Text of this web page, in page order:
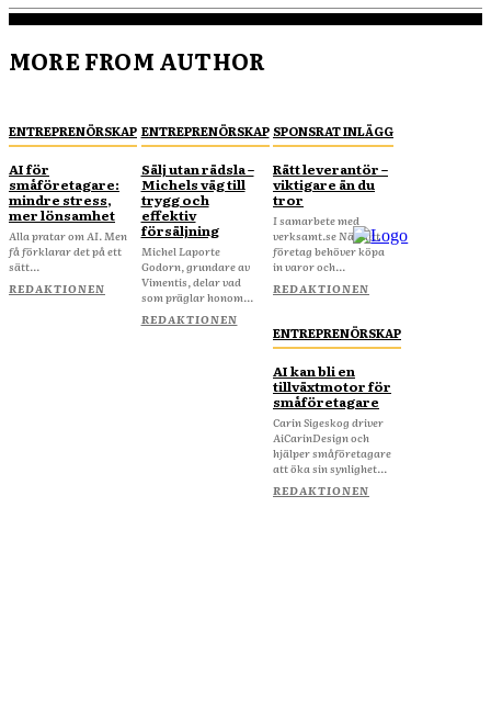
MORE FROM AUTHOR
ENTREPRENÖRSKAP
AI för
småföretagare:
mindre stress,
mer lönsamhet
Alla pratar om AI. Men
få förklarar det på ett
sätt...
REDAKTIONEN
ENTREPRENÖRSKAP
Sälj utan rädsla –
Michels väg till
trygg och
effektiv
försäljning
Michel Laporte
Godorn, grundare av
Vimentis, delar vad
som präglar honom...
REDAKTIONEN
SPONSRAT INLÄGG
Rätt leverantör –
viktigare än du
tror
I samarbete med
verksamt.se När ditt
företag behöver köpa
in varor och...
REDAKTIONEN
ENTREPRENÖRSKAP
AI kan bli en
tillväxtmotor för
småföretagare
Carin Sigeskog driver
AiCarinDesign och
hjälper småföretagare
att öka sin synlighet...
REDAKTIONEN